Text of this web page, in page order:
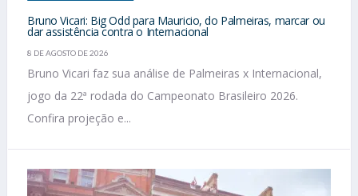
Bruno Vicari: Big Odd para Mauricio, do Palmeiras, marcar ou
dar assistência contra o Internacional
8 DE AGOSTO DE 2026
Bruno Vicari faz sua análise de Palmeiras x Internacional,
jogo da 22ª rodada do Campeonato Brasileiro 2026.
Confira projeção e...